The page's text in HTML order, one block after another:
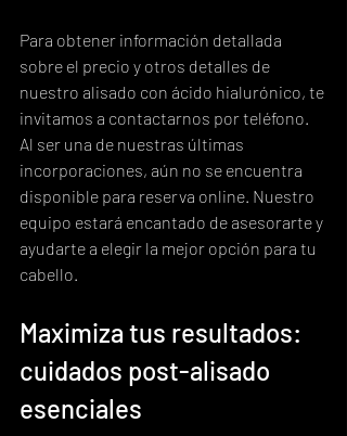
Para obtener información detallada
sobre el precio y otros detalles de
nuestro alisado con ácido hialurónico, te
invitamos a contactarnos por teléfono.
Al ser una de nuestras últimas
incorporaciones, aún no se encuentra
disponible para reserva online. Nuestro
equipo estará encantado de asesorarte y
ayudarte a elegir la mejor opción para tu
cabello.
Maximiza tus resultados:
cuidados post-alisado
esenciales